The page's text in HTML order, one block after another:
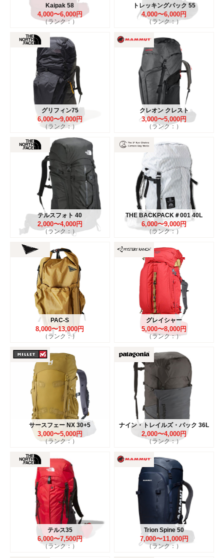
Kaipak 58
4,000〜6,000円
（ランク：）
トレッキングパック 55
4,000〜6,000円
（ランク：）
グリフィン75
6,000〜9,000円
（ランク：）
クレオン クレスト
3,000〜5,000円
（ランク：）
テルスフォト 40
2,000〜4,000円
（ランク：）
THE BACKPACK＃001 40L
6,000〜9,000円
（ランク：）
PAC-S
8,000〜13,000円
（ランク：）
グレイシャー
5,000〜8,000円
（ランク：）
サースフェー NX 30+5
3,000〜5,000円
（ランク：）
ナイン・トレイルズ・パック 36L
2,000〜4,000円
（ランク：）
テルス35
6,000〜7,500円
（ランク：）
Trion Spine 50
7,000〜11,000円
（ランク：）